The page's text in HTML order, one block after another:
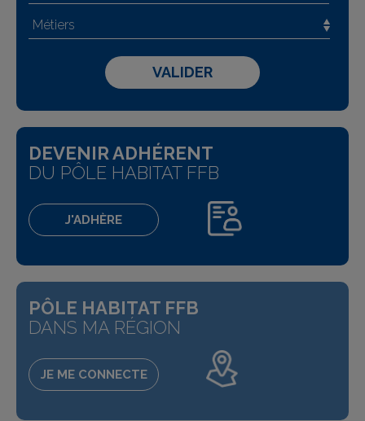
DEVENIR ADHÉRENT
DU PÔLE HABITAT FFB
J'ADHÈRE
PÔLE HABITAT FFB
DANS MA RÉGION
JE ME CONNECTE